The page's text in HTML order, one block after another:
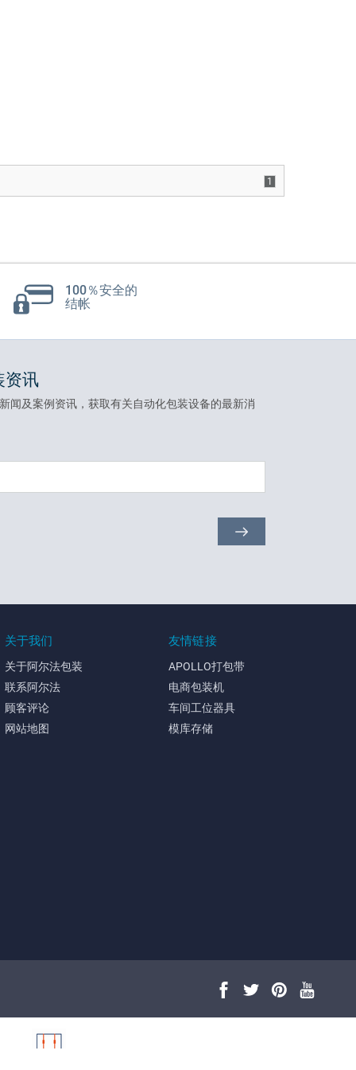
1
100％安全的
结帐
资讯
闻及案例资讯，获取有关自动化包装设备的最新消
关于我们
关于阿尔法包装
联系阿尔法
顾客评论
网站地图
友情链接
APOLLO打包带
电商包装机
车间工位器具
模库存储